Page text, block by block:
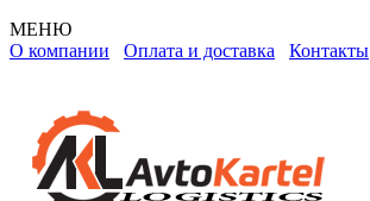
МЕНЮ
О компании
Оплата и доставка Контакты